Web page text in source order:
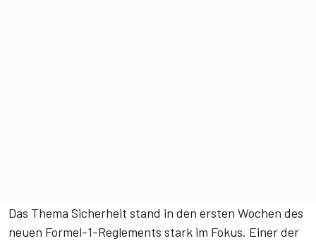
Das Thema Sicherheit stand in den ersten Wochen des
neuen Formel-1-Reglements stark im Fokus. Einer der